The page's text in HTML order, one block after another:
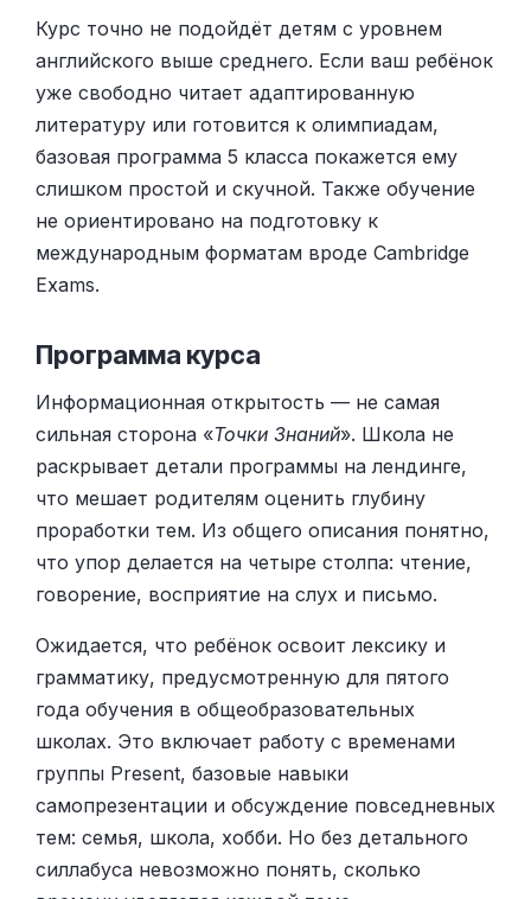
Курс точно не подойдёт детям с уровнем
английского выше среднего. Если ваш ребёнок
уже свободно читает адаптированную
литературу или готовится к олимпиадам,
базовая программа 5 класса покажется ему
слишком простой и скучной. Также обучение
не ориентировано на подготовку к
международным форматам вроде Cambridge
Exams.
Программа курса
Информационная открытость — не самая
сильная сторона «Точки Знаний». Школа не
раскрывает детали программы на лендинге,
что мешает родителям оценить глубину
проработки тем. Из общего описания понятно,
что упор делается на четыре столпа: чтение,
говорение, восприятие на слух и письмо.
Ожидается, что ребёнок освоит лексику и
грамматику, предусмотренную для пятого
года обучения в общеобразовательных
школах. Это включает работу с временами
группы Present, базовые навыки
самопрезентации и обсуждение повседневных
тем: семья, школа, хобби. Но без детального
силлабуса невозможно понять, сколько